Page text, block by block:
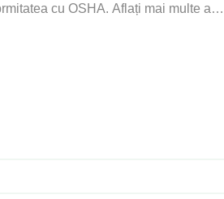
cu OSHA. Aflați mai multe acu